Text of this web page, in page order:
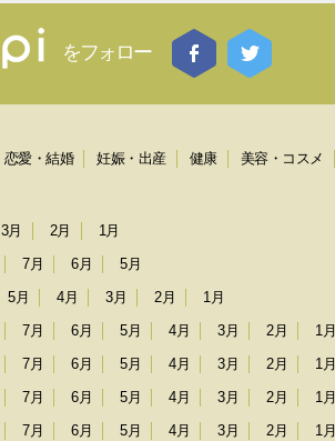
をフォロー
恋愛・結婚 妊娠・出産 健康 美容・コスメ
3月 2月
1月
7月 6月
5月
5月 4月 3月 2月
1月
7月 6月 5月 4月 3月 2月
1月
7月 6月 5月 4月 3月 2月
1月
7月 6月 5月 4月 3月 2月
1月
7月 6月 5月 4月 3月 2月
1月